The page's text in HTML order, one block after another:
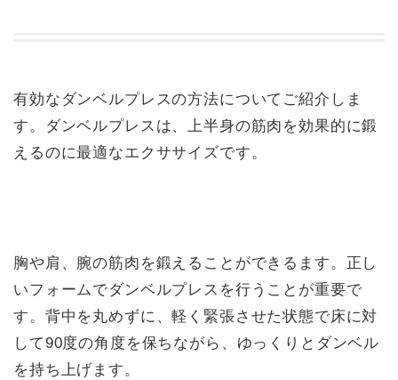
有効なダンベルプレスの方法についてご紹介しま
す。ダンベルプレスは、上半身の筋肉を効果的に鍛
えるのに最適なエクササイズです。
胸や肩、腕の筋肉を鍛えることができるます。正し
いフォームでダンベルプレスを行うことが重要で
す。背中を丸めずに、軽く緊張させた状態で床に対
して90度の角度を保ちながら、ゆっくりとダンベル
を持ち上げます。